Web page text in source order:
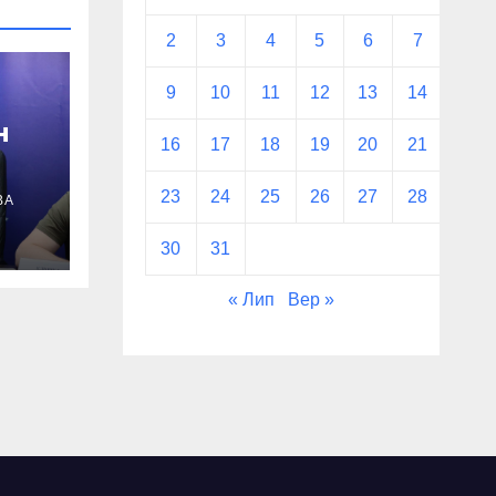
2 3 4 5 6 7
9 10 11 12 13 14
16 17 18 19 20 21
23 24 25 26 27 28
30 31
« Лип Вер »